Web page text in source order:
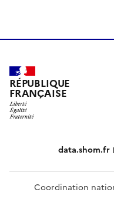
RÉPUBLIQUE
FRANÇAISE
data.shom.fr
Coordination